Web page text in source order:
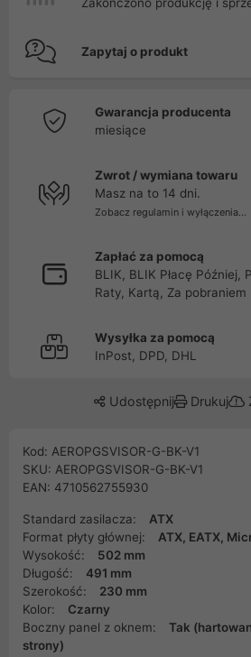
Zapytaj o produkt
Gwarancja producenta
miesiące
Zwrot / wymiana towaru
Masz na to 14 dni.
Zobacz regulamin i wyłączenia...
Zapłać za pomocą
BLIK, BLIK Płacę Później,
Raty, Kartą, Za pobraniem
Wysyłka za pomocą
InPost, DPD, DHL
Udostępnij Drukuj
Kod: AEROPGSVISOR-G-BK-V1
SKU: AEROPGSVISOR-G-BK-V1
EAN: 4710562755930
Standard zasilacza:
ATX
Format płyty głównej:
ATX, EATX,
Wysokość:
502 mm
Długość:
491 mm
Szerokość:
230 mm
Kolor:
Czarny
Boczny panel z oknem:
Tak
strony)